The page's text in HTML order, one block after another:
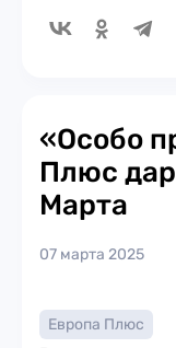
«Особо
Плюс
Марта
07 марта 2025
Европа Плюс